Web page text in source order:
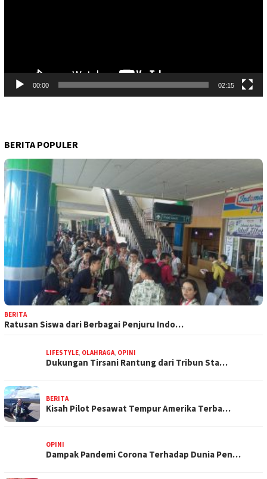
00:00 02:15
BERITA POPULER
BERITA
Ratusan Siswa dari Berbagai Penjuru Indo…
LIFESTYLE, OLAHRAGA, OPINI
Dukungan Tirsani Rantung dari Tribun Sta…
BERITA
Kisah Pilot Pesawat Tempur Amerika Terba…
OPINI
Dampak Pandemi Corona Terhadap Dunia Pen…